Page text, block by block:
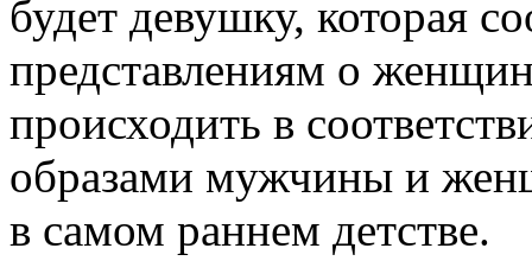
будет девушку, которая
представлениям о
происходить в
образами мужчины и
в самом раннем детстве.